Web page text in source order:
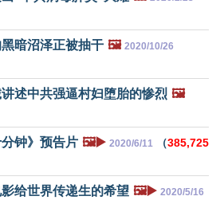
暗沼泽正被抽干 🖼️ 2020/10/26
述中共强逼村妇堕胎的惨烈 🖼️
钟》预告片 🖼️▶️ 2020/6/11 （385,725
给世界传递生的希望 🖼️▶️ 2020/5/16